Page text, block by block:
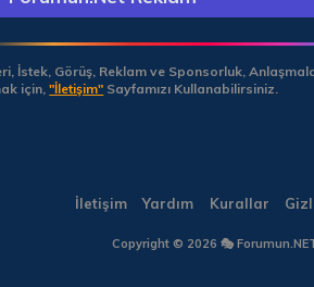
İstek, Görüş, Reklam ve Sponsorluk,
için,"İletişim" Sayfamızı Kullanabilirsiniz.
İletişim Yardım Kurallar
Copyright © 2026 🎭